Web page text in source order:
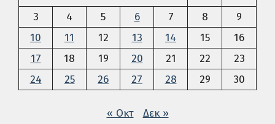
3
4 5 6 7 8
9
10
11 12 13 14 15
16
17
18 19 20 21 22
23
24
25 26 27 28 29 30
« Οκτ Δεκ »